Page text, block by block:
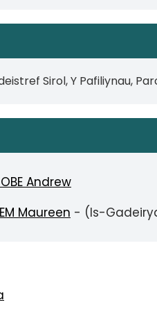
Sirol, Y Pafiliynau,
Andrew
Maureen - (Is-